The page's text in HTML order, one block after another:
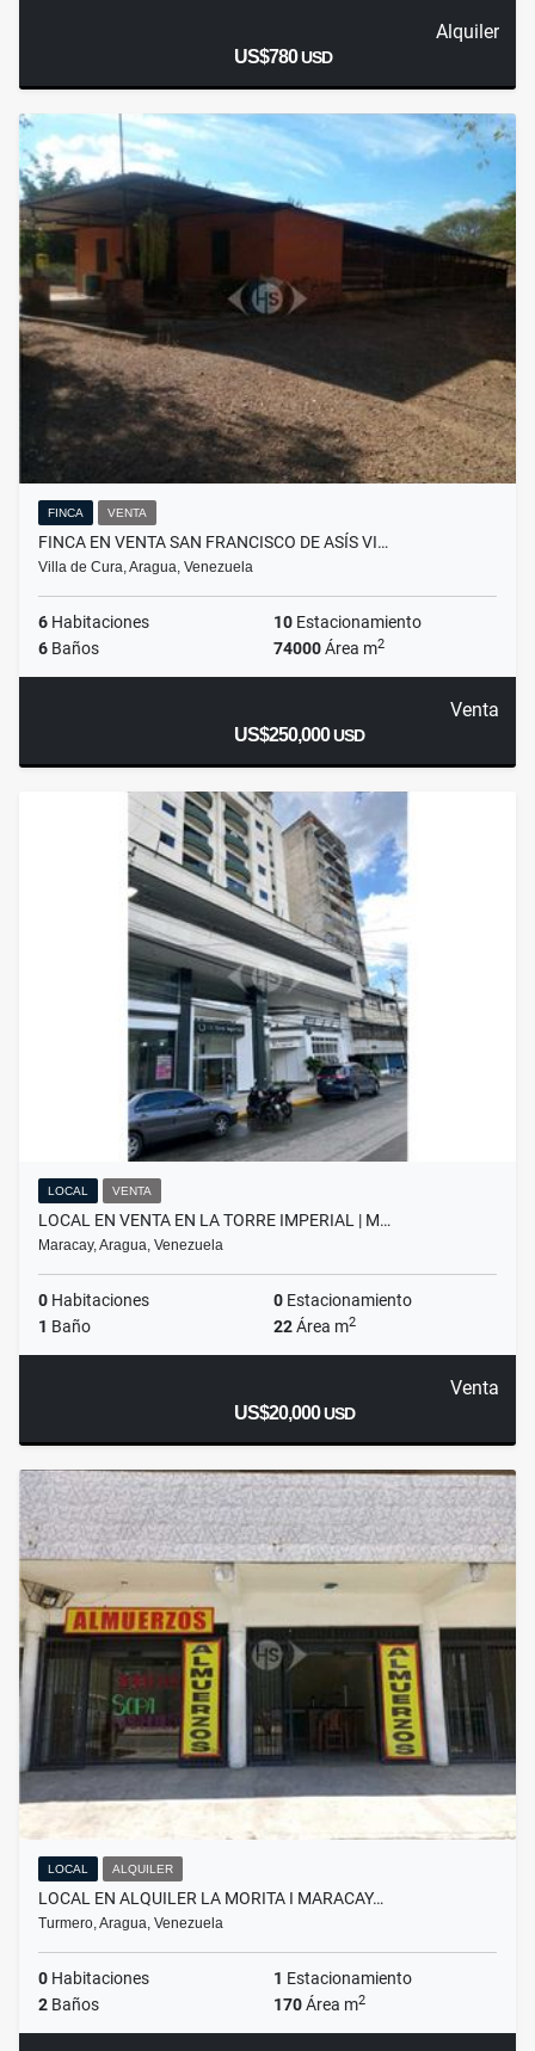
Alquiler
US$780USD
FINCA VENTA
FINCA EN VENTA SAN FRANCISCO DE ASÍS VI…
Villa de Cura, Aragua, Venezuela
6 Habitaciones 10 Estacionamiento
6 Baños 74000Área m2
Venta
US$250,000USD
LOCAL VENTA
LOCAL EN VENTA EN LA TORRE IMPERIAL | M…
Maracay, Aragua, Venezuela
0 Habitaciones 0 Estacionamiento
1 Baño 22Área m2
Venta
US$20,000USD
LOCAL ALQUILER
LOCAL EN ALQUILER LA MORITA I MARACAY…
Turmero, Aragua, Venezuela
0 Habitaciones 1 Estacionamiento
2 Baños 170Área m2